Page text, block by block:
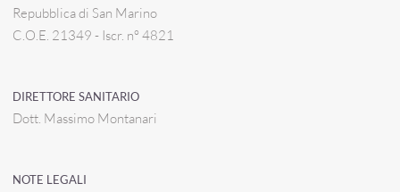
Repubblica di San Marino
C.O.E. 21349 - Iscr. n° 4821
DIRETTORE SANITARIO
Dott. Massimo Montanari
NOTE LEGALI